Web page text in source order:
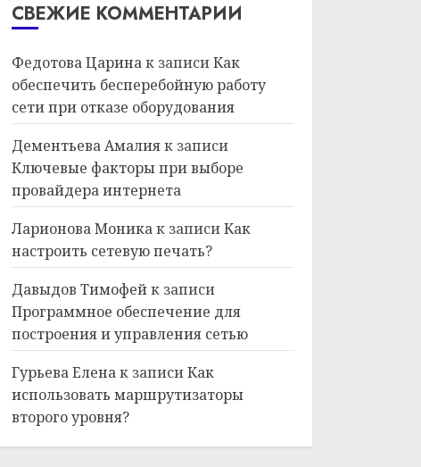
СВЕЖИЕ КОММЕНТАРИИ
Федотова Царинак записиКак
обеспечить бесперебойную работу
сети при отказе оборудования
Дементьева Амалияк записи
Ключевые факторы при выборе
провайдера интернета
Ларионова Моникак записиКак
настроить сетевую печать?
Давыдов Тимофейк записи
Программное обеспечение для
построения и управления сетью
Гурьева Еленак записиКак
использовать маршрутизаторы
второго уровня?